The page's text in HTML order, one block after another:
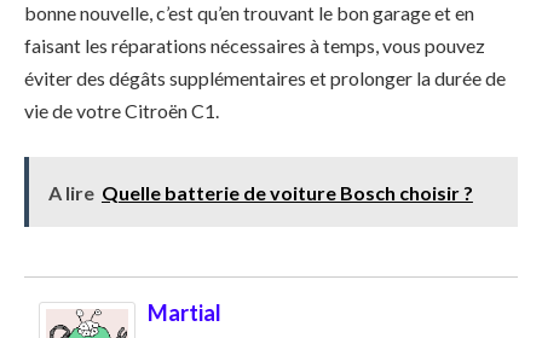
bonne nouvelle, c’est qu’en trouvant le bon garage et en
faisant les réparations nécessaires à temps, vous pouvez
éviter des dégâts supplémentaires et prolonger la durée de
vie de votre Citroën C1.
A lire Quelle batterie de voiture Bosch choisir ?
Martial